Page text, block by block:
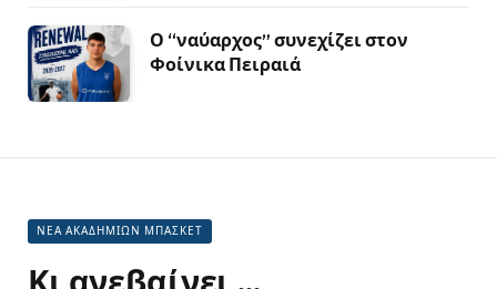
Ο “ναύαρχος” συνεχίζει στον
Φοίνικα Πειραιά
ΝΕΑ ΑΚΑΔΗΜΙΩΝ ΜΠΑΣΚΕΤ